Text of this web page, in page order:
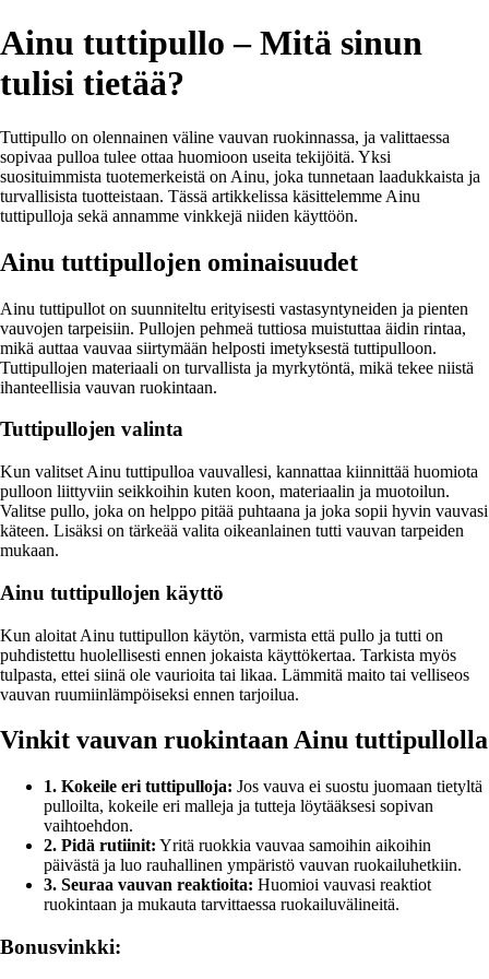
Ainu tuttipullo – Mitä sinun
tulisi tietää?
Tuttipullo on olennainen väline vauvan ruokinnassa, ja valittaessa
sopivaa pulloa tulee ottaa huomioon useita tekijöitä. Yksi
suosituimmista tuotemerkeistä on Ainu, joka tunnetaan laadukkaista ja
turvallisista tuotteistaan. Tässä artikkelissa käsittelemme Ainu
tuttipulloja sekä annamme vinkkejä niiden käyttöön.
Ainu tuttipullojen ominaisuudet
Ainu tuttipullot on suunniteltu erityisesti vastasyntyneiden ja pienten
vauvojen tarpeisiin. Pullojen pehmeä tuttiosa muistuttaa äidin rintaa,
mikä auttaa vauvaa siirtymään helposti imetyksestä tuttipulloon.
Tuttipullojen materiaali on turvallista ja myrkytöntä, mikä tekee niistä
ihanteellisia vauvan ruokintaan.
Tuttipullojen valinta
Kun valitset Ainu tuttipulloa vauvallesi, kannattaa kiinnittää huomiota
pulloon liittyviin seikkoihin kuten koon, materiaalin ja muotoilun.
Valitse pullo, joka on helppo pitää puhtaana ja joka sopii hyvin vauvasi
käteen. Lisäksi on tärkeää valita oikeanlainen tutti vauvan tarpeiden
mukaan.
Ainu tuttipullojen käyttö
Kun aloitat Ainu tuttipullon käytön, varmista että pullo ja tutti on
puhdistettu huolellisesti ennen jokaista käyttökertaa. Tarkista myös
tulpasta, ettei siinä ole vaurioita tai likaa. Lämmitä maito tai velliseos
vauvan ruumiinlämpöiseksi ennen tarjoilua.
Vinkit vauvan ruokintaan Ainu tuttipullolla
1. Kokeile eri tuttipulloja: Jos vauva ei suostu juomaan tietyltä
pulloilta, kokeile eri malleja ja tutteja löytääksesi sopivan
vaihtoehdon.
2. Pidä rutiinit: Yritä ruokkia vauvaa samoihin aikoihin
päivästä ja luo rauhallinen ympäristö vauvan ruokailuhetkiin.
3. Seuraa vauvan reaktioita: Huomioi vauvasi reaktiot
ruokintaan ja mukauta tarvittaessa ruokailuvälineitä.
Bonusvinkki: